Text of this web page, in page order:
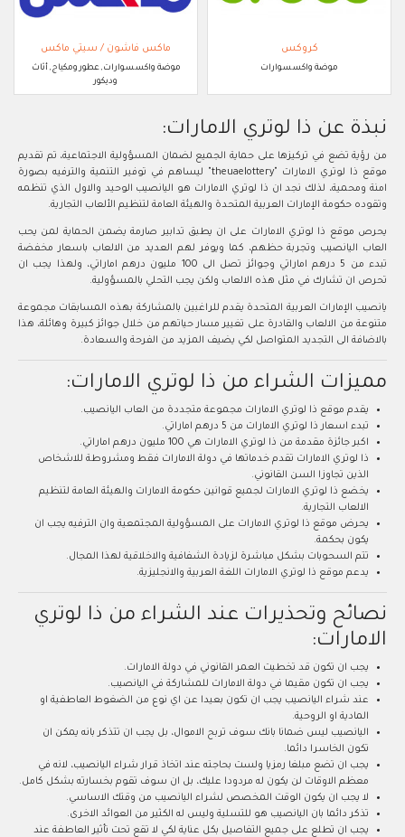
كروكس
موضة واكسسوارات
ماكس فاشون / سيتي ماكس
موضة واكسسوارات, عطور ومكياج, أثاث
وديكور
نبذة عن ذا لوتري الامارات:
من رؤية تضع في تركيزها على حماية الجميع لضمان المسؤولية الاجتماعية، تم تقديم
موقع ذا لوتري الامارات "theuaelottery" ليساهم في توفير التنمية والترفيه بصورة
امنة ومحمية، لذلك نجد ان ذا لوتري الامارات هو اليانصيب الوحيد والاول الذي تنظمه
وتقوده حكومة الإمارات العربية المتحدة والهيئة العامة لتنظيم الألعاب التجارية.
يحرص موقع ذا لوتري الامارات على ان يطبق تدابير صارمة يضمن الحماية لمن يحب
العاب اليانصيب وتجربة حظهم، كما ويوفر لهم العديد من الالعاب باسعار مخفضة
تبدء من 5 درهم اماراتي وجوائز تصل الى 100 مليون درهم اماراتي، ولهذا يجب ان
تحرص ان تشارك في مثل هذه الالعاب ولكن يجب التحلي بالمسؤولية.
يانصيب الإمارات العربية المتحدة يقدم للراغبين بالمشاركة بهذه المسابقات مجموعة
متنوعة من الالعاب والقادرة على تغيير مسار حياتهم من خلال جوائز كبيرة وهائلة، هذا
بالاضافة الى التجديد المتواصل لكي يضيف المزيد من الفرحة والسعادة.
مميزات الشراء من ذا لوتري الامارات:
يقدم موقع ذا لوتري الامارات مجموعة متجددة من العاب اليانصيب.
تبدء اسعار ذا لوتري الامارات من 5 درهم اماراتي.
اكبر جائزة مقدمة من ذا لوتري الامارات هي 100 مليون درهم اماراتي.
ذا لوتري الامارات تقدم خدماتها في دولة الامارات فقط ومشروطة للاشخاص
الذين تجاوزا السن القانوني.
يخضع ذا لوتري الامارات لجميع قوانين حكومة الامارات والهيئة العامة لتنظيم
الالعاب التجارية.
يحرض موقع ذا لوتري الامارات على المسؤولية المجتمعية وان الترفيه يجب ان
يكون بحكمة.
تتم السحوبات بشكل مباشرة لزيادة الشفافية والاخلاقية لهذا المجال.
يدعم موقع ذا لوتري الامارات اللغة العربية والانجليزية.
نصائح وتحذيرات عند الشراء من ذا لوتري
الامارات:
يجب ان تكون قد تخطيت العمر القانوني في دولة الامارات.
يجب ان تكون مقيما في دولة الامارات للمشاركة في اليانصيب.
عند شراء اليانصيب يجب ان تكون بعيدا عن اي نوع من الضغوط العاطفية او
المادية او الروحية.
اليانصيب ليس ضمانا بانك سوف تربح الاموال، بل يجب ان تتذكر بانه يمكن ان
تكون الخاسرا دائما.
يجب ان تضع مبلغا رمزيا ولست بحاجته عند اتخاذ قرار شراء اليانصيب، لانه في
معظم الاوقات لن يكون له مردودا عليك، بل ان سوف تقوم بخسارته بشكل كامل.
لا يجب ان يكون الوقت المخصص لشراء اليانصيب من وقتك الاساسي.
تذكر دائما بان اليانصيب هو للتسلية وليس له الكثير من العوائد الاخرى.
يجب ان تطلع على جميع التفاصيل بكل عناية لكي لا تقع تحت تأثير العاطفة عند